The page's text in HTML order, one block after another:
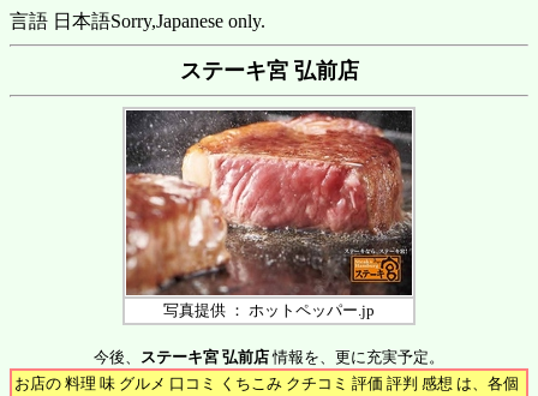
言語 日本語Sorry,Japanese only.
ステーキ宮 弘前店
写真提供 ： ホットペッパー.jp
今後、 ステーキ宮 弘前店情報を、更に充実予定。
お店の 料理 味 グルメ 口コミ くちこみ クチコミ 評価 評判 感想 は、各個